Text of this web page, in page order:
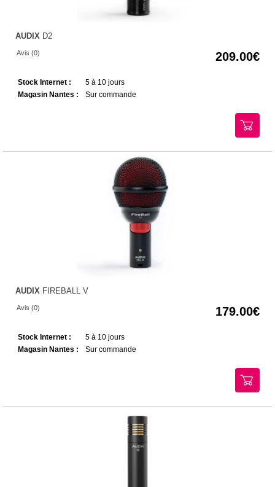
AUDIX D2
Avis (0) 209.00
Stock Internet :
5 à 10 jours
Magasin Nantes :
Sur commande
AUDIX FIREBALL V
Avis (0) 179.00
Stock Internet :
5 à 10 jours
Magasin Nantes :
Sur commande